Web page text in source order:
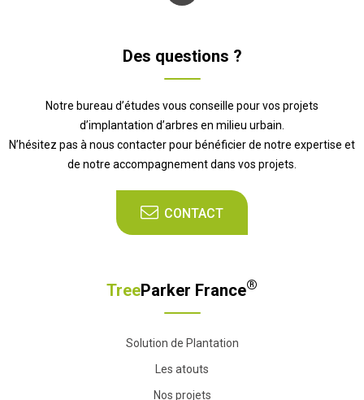
Des questions ?
Notre bureau d’études vous conseille pour vos projets
d’implantation d’arbres en milieu urbain.
N’hésitez pas à nous contacter pour bénéficier de notre expertise et
de notre accompagnement dans vos projets.
CONTACT
TreeParker France®
Solution de Plantation
Les atouts
Nos projets